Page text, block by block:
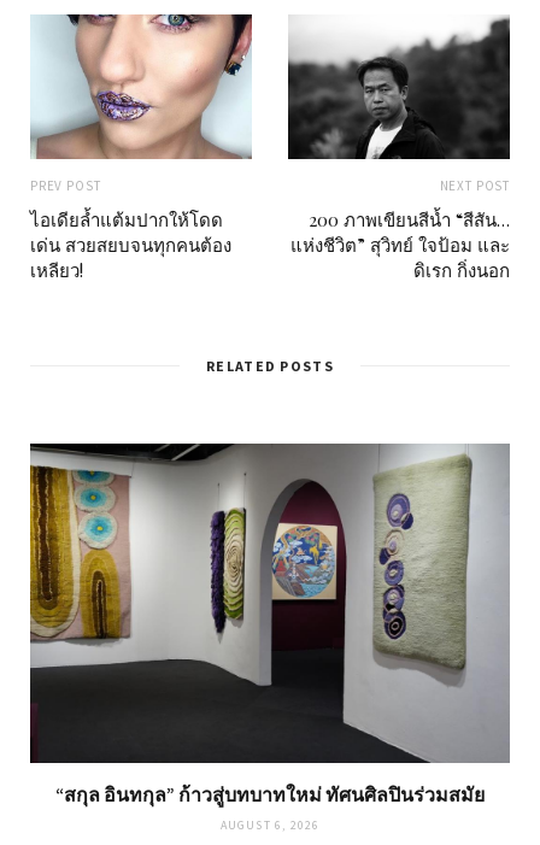
PREV POST
ไอเดียล้ำแต้มปากให้โดด
เด่น สวยสยบจนทุกคนต้อง
เหลียว!
NEXT POST
200 ภาพเขียนสีน้ำ “สีสัน…
แห่งชีวิต” สุวิทย์ ใจป้อม และ
ดิเรก กิ่งนอก
RELATED POSTS
“สกุล อินทกุล” ก้าวสู่บทบาทใหม่ ทัศนศิลปินร่วมสมัย
AUGUST 6, 2026